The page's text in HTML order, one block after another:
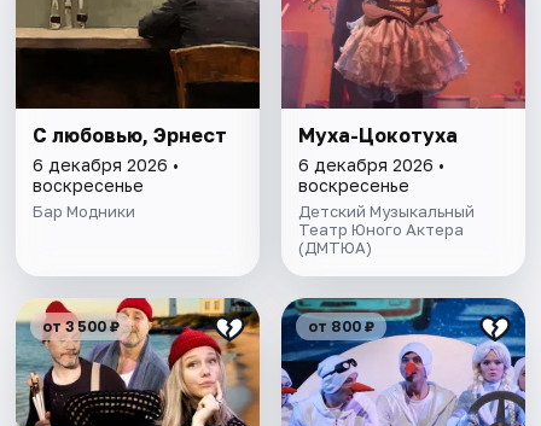
С любовью, Эрнест
6 декабря 2026 •
воскресенье
Бар Модники
Муха-Цокотуха
6 декабря 2026 •
воскресенье
Детский Музыкальный
Театр Юного Актера
(ДМТЮА)
от 3 500 ₽ от 800 ₽